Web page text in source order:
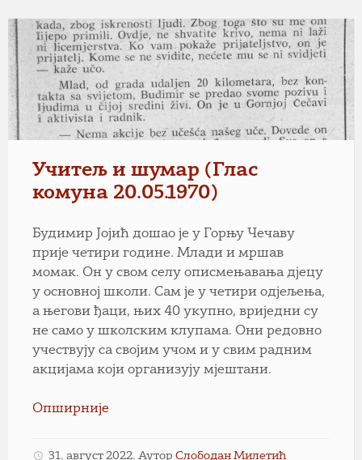
Учитељ и шумар (Глас
комуна 20.05.1970)
Будимир Јојић дошао је у Горњу Чечаву
прије четири године. Млади и мршав
момак. Он у свом селу описмењавања дјецу
у основној школи. Сам је у четири одјељења,
а његови ђаци, њих 40 укупно, вриједни су
не само у школским клупама. Они редовно
учествују са својим учом и у свим радним
акцијама који организују мјештани.
Опширније
31. август 2022. Аутор Слободан Милетић